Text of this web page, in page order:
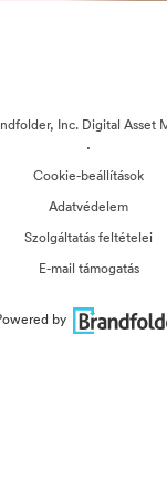
Inc. Digital Asset
·
Cookie-beállítások
Adatvédelem
Szolgáltatás feltételei
E-mail támogatás
by